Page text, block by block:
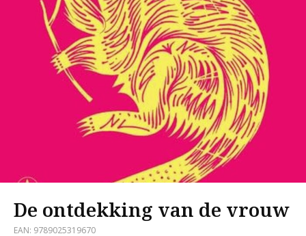
De ontdekking van de vrouw
EAN: 9789025319670